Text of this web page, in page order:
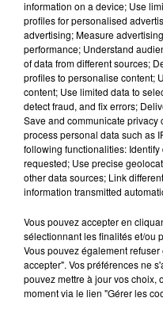
Musique
5 août
Benny
Becky
4 août
live
information on a device; Use
profiles for personalised
advertising; Measure
performance; Understand
of data from different sources;
profiles to personalise content;
content; Use limited data to
detect fraud, and fix errors;
Save and communicate
process personal data such as
following functionalities:
requested; Use precise
other data sources; Link
information transmitted
Vous pouvez accepter en
sélectionnant les finalités et/ou
Vous pouvez également
accepter". Vos préférences ne
pouvez mettre à jour vos choix,
moment via le lien "Gérer les